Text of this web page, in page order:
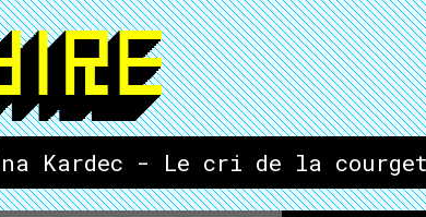
Kardec - Le cri de la